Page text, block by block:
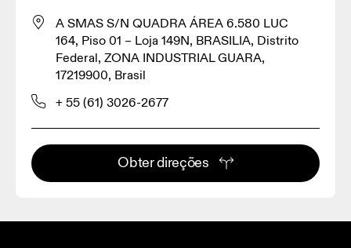
A SMAS S/N QUADRA ÁREA 6.580 LUC
164, Piso 01 – Loja 149N, BRASILIA, Distrito
Federal, ZONA INDUSTRIAL GUARA,
17219900, Brasil
+ 55 (61) 3026-2677
Obter direções